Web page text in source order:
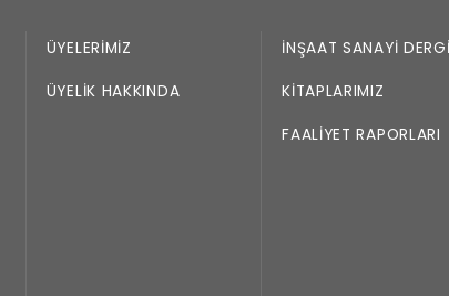
ÜYELERIMIZ
ÜYELIK HAKKINDA
İNŞAAT SANAYI
KITAPLARIMIZ
FAALIYET RAPORLARI